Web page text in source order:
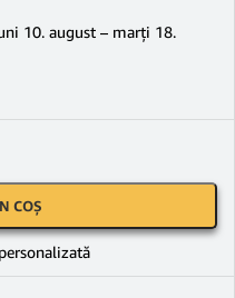
10. august – marți 18.
COȘ